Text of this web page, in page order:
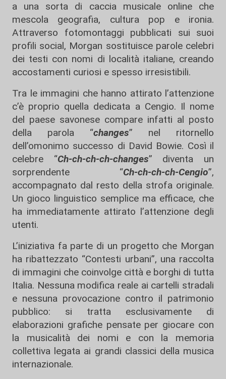
a una sorta di caccia musicale online che
mescola geografia, cultura pop e ironia.
Attraverso fotomontaggi pubblicati sui suoi
profili social, Morgan sostituisce parole celebri
dei testi con nomi di località italiane, creando
accostamenti curiosi e spesso irresistibili.
Tra le immagini che hanno attirato l’attenzione
c’è proprio quella dedicata a Cengio. Il nome
del paese savonese compare infatti al posto
della parola “changes” nel ritornello
dell’omonimo successo di David Bowie. Così il
celebre “Ch-ch-ch-ch-changes” diventa un
sorprendente “Ch-ch-ch-ch-Cengio”,
accompagnato dal resto della strofa originale.
Un gioco linguistico semplice ma efficace, che
ha immediatamente attirato l’attenzione degli
utenti.
L’iniziativa fa parte di un progetto che Morgan
ha ribattezzato “Contesti urbani”, una raccolta
di immagini che coinvolge città e borghi di tutta
Italia. Nessuna modifica reale ai cartelli stradali
e nessuna provocazione contro il patrimonio
pubblico: si tratta esclusivamente di
elaborazioni grafiche pensate per giocare con
la musicalità dei nomi e con la memoria
collettiva legata ai grandi classici della musica
internazionale.